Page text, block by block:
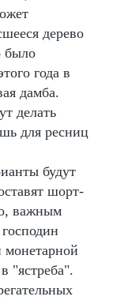
дерево
было
года в
дамба.
делать
для ресниц
будут
шорт-
важным
монетарной
"ястреба".